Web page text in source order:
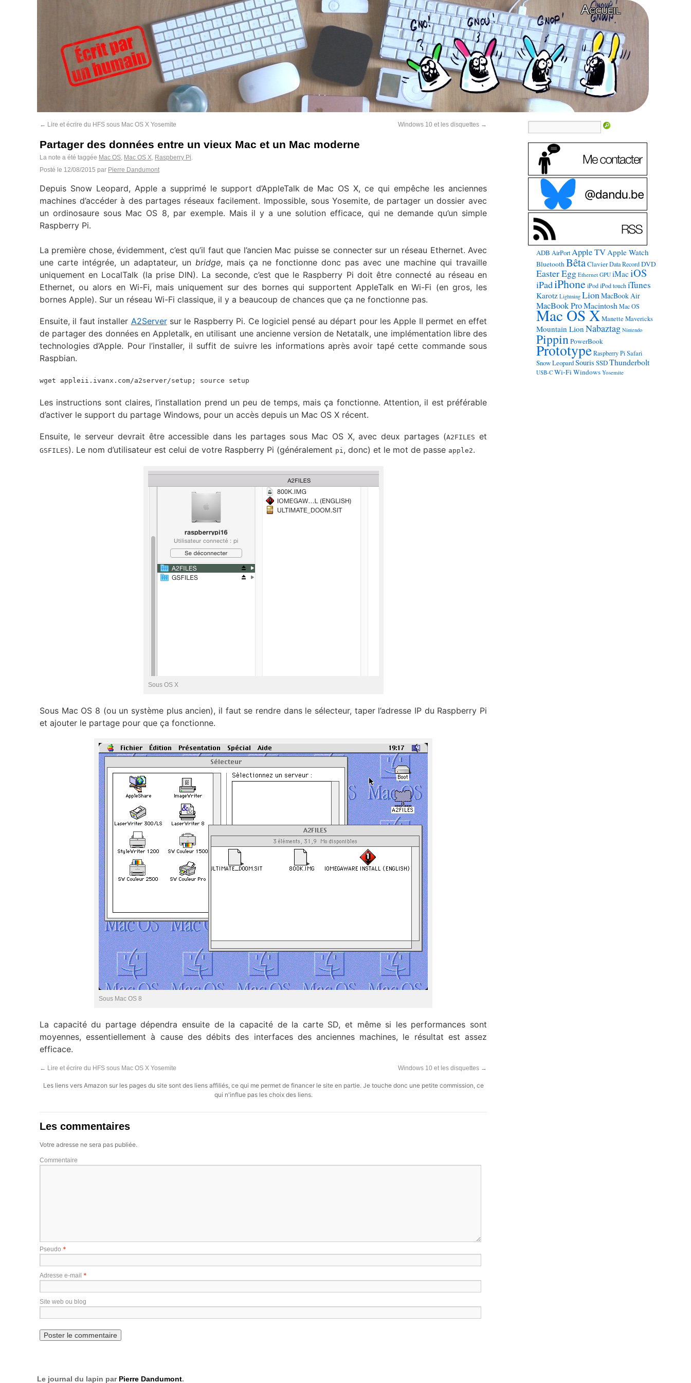
Accueil
← Lire et écrire du HFS sous Mac OS X Yosemite Windows 10 et les disquettes →
Partager des données entre un vieux Mac et un Mac moderne
La note a été taggée Mac OS, Mac OS X, Raspberry Pi.
Posté le 12/08/2015 par Pierre Dandumont
Depuis Snow Leopard, Apple a supprimé le support d’AppleTalk de Mac OS X, ce qui empêche les anciennes
machines d’accéder à des partages réseaux facilement. Impossible, sous Yosemite, de partager un dossier avec
un ordinosaure sous Mac OS 8, par exemple. Mais il y a une solution efficace, qui ne demande qu’un simple
Raspberry Pi.
La première chose, évidemment, c’est qu’il faut que l’ancien Mac puisse se connecter sur un réseau Ethernet. Avec
une carte intégrée, un adaptateur, un bridge, mais ça ne fonctionne donc pas avec une machine qui travaille
uniquement en LocalTalk (la prise DIN). La seconde, c’est que le Raspberry Pi doit être connecté au réseau en
Ethernet, ou alors en Wi-Fi, mais uniquement sur des bornes qui supportent AppleTalk en Wi-Fi (en gros, les
bornes Apple). Sur un réseau Wi-Fi classique, il y a beaucoup de chances que ça ne fonctionne pas.
Ensuite, il faut installer A2Serversur le Raspberry Pi. Ce logiciel pensé au départ pour les Apple II permet en effet
de partager des données en Appletalk, en utilisant une ancienne version de Netatalk, une implémentation libre des
technologies d’Apple. Pour l’installer, il suffit de suivre les informations après avoir tapé cette commande sous
Raspbian.
wget appleii.ivanx.com/a2server/setup; source setup
Les instructions sont claires, l’installation prend un peu de temps, mais ça fonctionne. Attention, il est préférable
d’activer le support du partage Windows, pour un accès depuis un Mac OS X récent.
Ensuite, le serveur devrait être accessible dans les partages sous Mac OS X, avec deux partages (A2FILES et
GSFILES). Le nom d’utilisateur est celui de votre Raspberry Pi (généralement pi, donc) et le mot de passe apple2.
Sous OS X
Sous Mac OS 8 (ou un système plus ancien), il faut se rendre dans le sélecteur, taper l’adresse IP du Raspberry Pi
et ajouter le partage pour que ça fonctionne.
Sous Mac OS 8
La capacité du partage dépendra ensuite de la capacité de la carte SD, et même si les performances sont
moyennes, essentiellement à cause des débits des interfaces des anciennes machines, le résultat est assez
efficace.
← Lire et écrire du HFS sous Mac OS X Yosemite Windows 10 et les disquettes →
Les liens vers Amazon sur les pages du site sont des liens affiliés, ce qui me permet de financer le site en partie. Je touche donc une petite commission, ce
qui n'influe pas les choix des liens.
Les commentaires
Votre adresse ne sera pas publiée.
Commentaire
Pseudo *
Adresse e-mail *
Site web ou blog
ADB AirPort Apple TVApple Watch
BluetoothBêtaClavier Data Record DVD
Easter Egg Ethernet GPU iMaciOS
iPadiPhone iPod iPod touch iTunes
Karotz Lightning LionMacBook Air
MacBook ProMacintosh Mac OS
Mac OS X Manette Mavericks
Mountain Lion Nabaztag Nintendo
PippinPowerBook
Prototype Raspberry Pi Safari
Snow LeopardSouris SSDThunderbolt
USB-C Wi-FiWindows Yosemite
Le journal du lapin par Pierre Dandumont.